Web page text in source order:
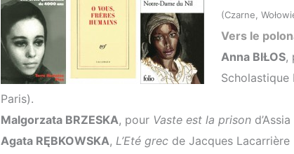
(Czarne,
Vers le
Anna BIŁOS,
Scholastique
Paris).
Malgorzata BRZESKA, pour Vaste est la prison
Agata RĘBKOWSKA, L’Eté grec de Jacques Lacarrière